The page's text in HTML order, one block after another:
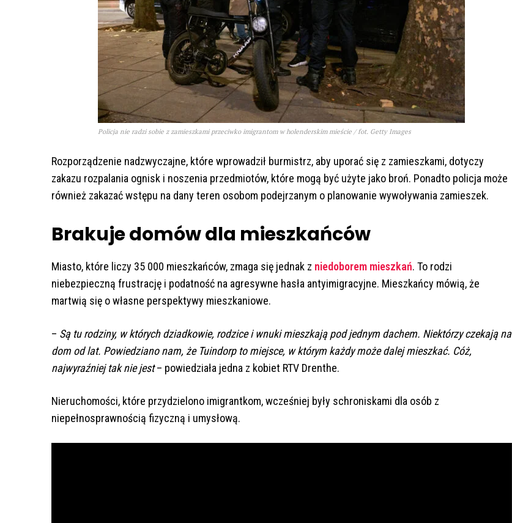
Policja nie radzi sobie z zamieszkami przeciwko imigrantom w holenderskim mieście / fot. Getty Images
Rozporządzenie nadzwyczajne, które wprowadził burmistrz, aby uporać się z zamieszkami, dotyczy
zakazu rozpalania ognisk i noszenia przedmiotów, które mogą być użyte jako broń. Ponadto policja może
również zakazać wstępu na dany teren osobom podejrzanym o planowanie wywoływania zamieszek.
Brakuje domów dla mieszkańców
Miasto, które liczy 35 000 mieszkańców, zmaga się jednak z niedoborem mieszkań. To rodzi
niebezpieczną frustrację i podatność na agresywne hasła antyimigracyjne. Mieszkańcy mówią, że
martwią się o własne perspektywy mieszkaniowe.
– Są tu rodziny, w których dziadkowie, rodzice i wnuki mieszkają pod jednym dachem. Niektórzy czekają na
dom od lat. Powiedziano nam, że Tuindorp to miejsce, w którym każdy może dalej mieszkać. Cóż,
najwyraźniej tak nie jest– powiedziała jedna z kobiet RTV Drenthe.
Nieruchomości, które przydzielono imigrantkom, wcześniej były schroniskami dla osób z
niepełnosprawnością fizyczną i umysłową.